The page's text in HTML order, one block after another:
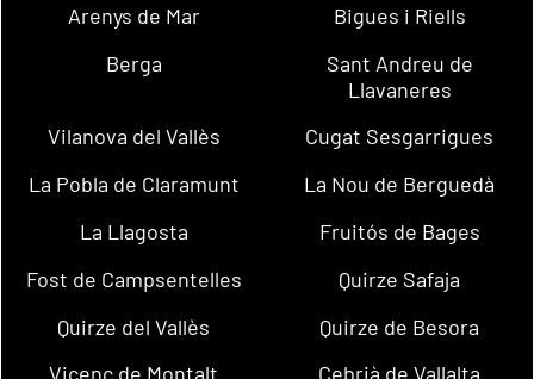
Arenys de Mar
Bigues i Riells
Berga
Sant Andreu de
Llavaneres
Vilanova del Vallès
Cugat Sesgarrigues
La Pobla de Claramunt
La Nou de Berguedà
La Llagosta
Fruitós de Bages
Fost de Campsentelles
Quirze Safaja
Quirze del Vallès
Quirze de Besora
Vicenç de Montalt
Cebrià de Vallalta